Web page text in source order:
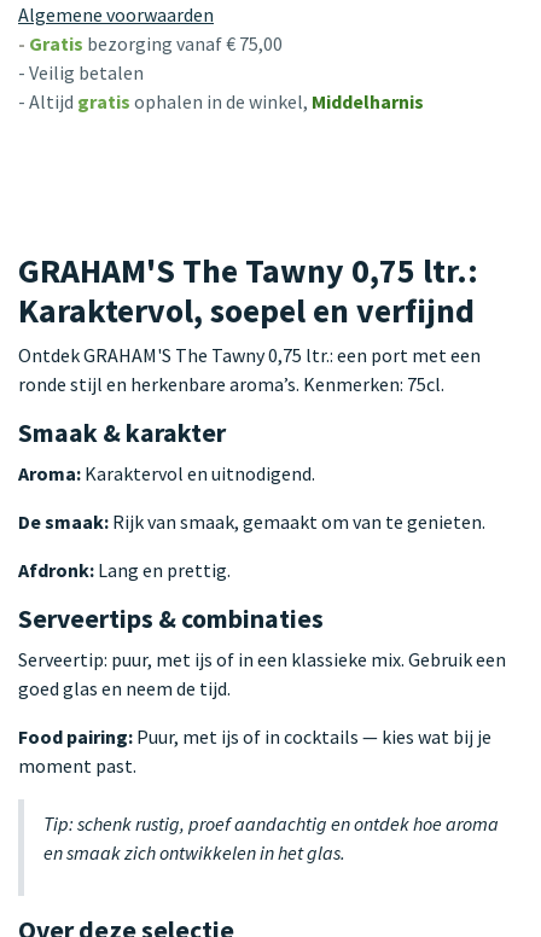
Algemene voorwaarden
- Gratis bezorging vanaf € 75,00
- Veilig betalen
- Altijd gratis ophalen in de winkel, Middelharnis
GRAHAM'S The Tawny 0,75 ltr.:
Karaktervol, soepel en verfijnd
Ontdek GRAHAM'S The Tawny 0,75 ltr.: een port met een
ronde stijl en herkenbare aroma’s. Kenmerken: 75cl.
Smaak & karakter
Aroma: Karaktervol en uitnodigend.
De smaak: Rijk van smaak, gemaakt om van te genieten.
Afdronk: Lang en prettig.
Serveertips & combinaties
Serveertip: puur, met ijs of in een klassieke mix. Gebruik een
goed glas en neem de tijd.
Food pairing: Puur, met ijs of in cocktails — kies wat bij je
moment past.
Tip: schenk rustig, proef aandachtig en ontdek hoe aroma
en smaak zich ontwikkelen in het glas.
Over deze selectie